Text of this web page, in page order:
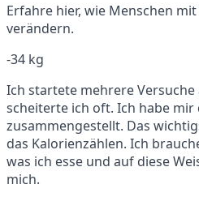
Erfahre hier, wie Menschen
verändern.
-34 kg
Ich startete mehrere Versuche
scheiterte ich oft. Ich habe
zusammengestellt. Das
das Kalorienzählen. Ich
was ich esse und auf diese
mich.